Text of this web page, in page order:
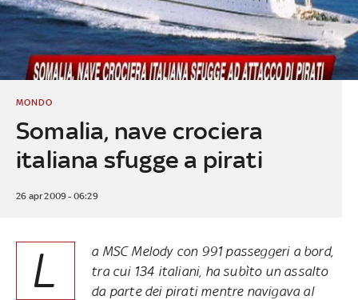
Somalia, nave crociera
italiana sfugge a pirati
MONDO
26 apr 2009 - 06:29
L
a MSC Melody con 991 passeggeri a bord,
tra cui 134 italiani, ha subìto un assalto
da parte dei pirati mentre navigava al